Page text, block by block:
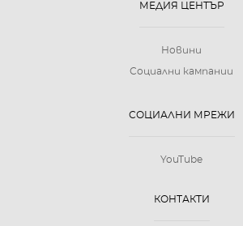
МЕДИЯ ЦЕНТЪР
Новини
Социални кампании
СОЦИАЛНИ МРЕЖИ
YouTube
КОНТАКТИ